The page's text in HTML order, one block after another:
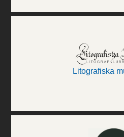
Litografiska